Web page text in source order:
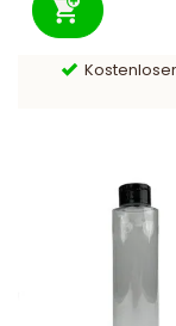
Versand nach
Zahlung per